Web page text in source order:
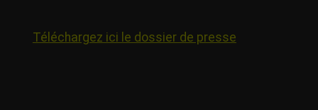
Téléchargez ici le dossier de presse